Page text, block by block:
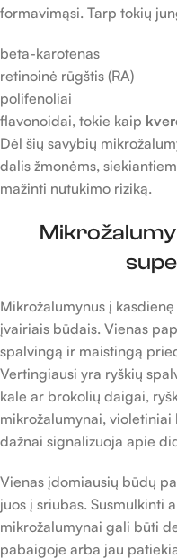
formavimąsi. Tarp tokių
beta-karotenas
retinoinė rūgštis (RA)
polifenoliai
flavonoidai, tokie kaip
Dėl šių savybių
dalis žmonėms,
mažinti nutukimo riziką.
Mikrožalumynus į
įvairiais būdais. Vienas
spalvingą ir maistingą
Vertingiausi yra ryškių
kale ar brokolių daigai,
mikrožalumynai,
dažnai signalizuoja apie
Vienas įdomiausių būdų
juos į sriubas. Susmulkinti
mikrožalumynai gali būti
pabaigoje arba jau